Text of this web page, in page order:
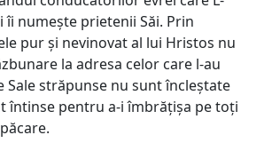
îi numește prietenii Săi. Prin
pur și nevinovat al lui Hristos nu
la adresa celor care l-au
Sale străpunse nu sunt încleștate
întinse pentru a-i îmbrățișa pe toți